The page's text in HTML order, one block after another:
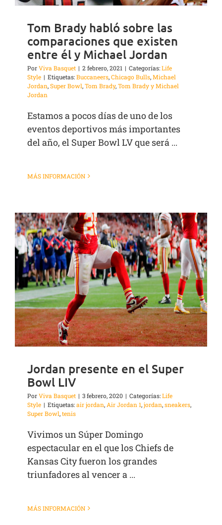
Tom Brady habló sobre las
comparaciones que existen
entre él y Michael Jordan
PorViva Basquet | 2 febrero, 2021 | Categorías:Life
Style | Etiquetas:Buccaneers,Chicago Bulls,Michael
Jordan,Super Bowl,Tom Brady,Tom Brady y Michael
Jordan
Estamos a pocos días de uno de los
eventos deportivos más importantes
del año, el Super Bowl LV que será ...
MÁS INFORMACIÓN
Jordan presente en el Super
Bowl LIV
PorViva Basquet | 3 febrero, 2020 | Categorías:Life
Style | Etiquetas:air jordan, Air Jordan 1,jordan,sneakers,
Super Bowl,tenis
Vivimos un Súper Domingo
espectacular en el que los Chiefs de
Kansas City fueron los grandes
triunfadores al vencer a ...
MÁS INFORMACIÓN